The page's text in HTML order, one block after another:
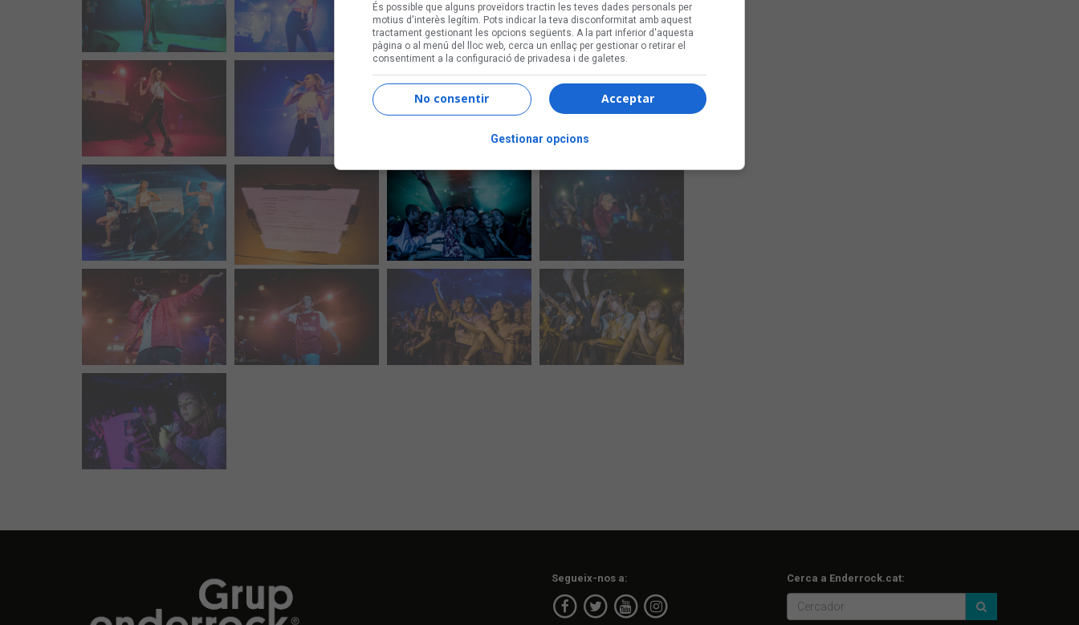
Segueix-nos a: Cerca a Enderrock.cat:
És possible que alguns proveïdors tractin les teves dades personals per
motius d'interès legítim. Pots indicar la teva disconformitat amb aquest
tractament gestionant les opcions següents. A la part inferior d'aquesta
pàgina o al menú del lloc web, cerca un enllaç per gestionar o retirar el
consentiment a la configuració de privadesa i de galetes.
Acceptar
No consentir
Gestionar opcions